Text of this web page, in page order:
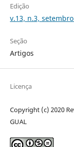
Edição
v.13, n.3,
Seção
Artigos
Licença
Copyright (c) 2020
GUAL